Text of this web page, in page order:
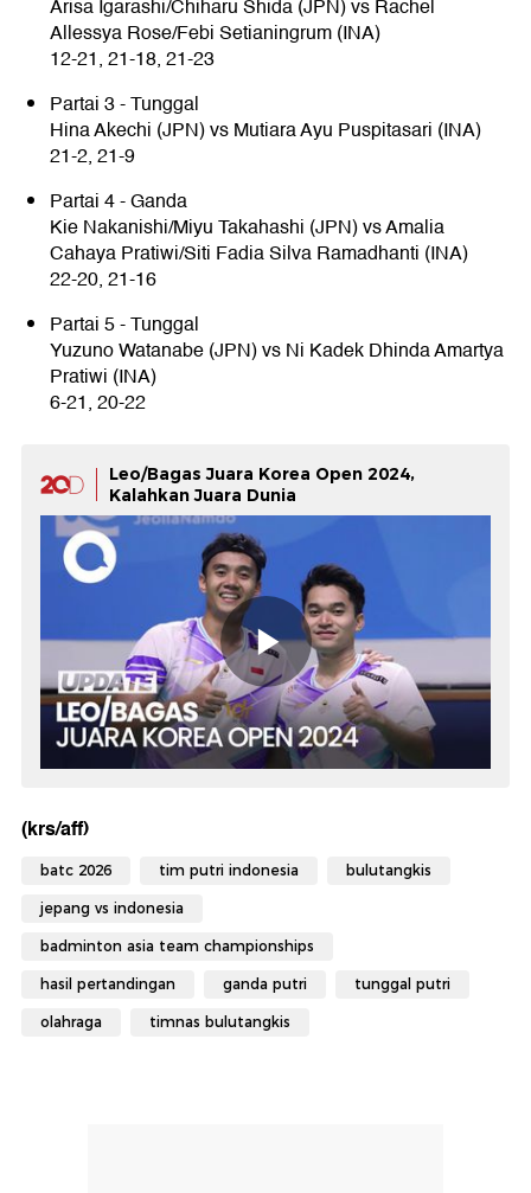
Arisa Igarashi/Chiharu Shida (JPN) vs Rachel
Allessya Rose/Febi Setianingrum (INA)
12-21, 21-18, 21-23
Partai 3 - Tunggal
Hina Akechi (JPN) vs Mutiara Ayu Puspitasari (INA)
21-2, 21-9
Partai 4 - Ganda
Kie Nakanishi/Miyu Takahashi (JPN) vs Amalia
Cahaya Pratiwi/Siti Fadia Silva Ramadhanti (INA)
22-20, 21-16
Partai 5 - Tunggal
Yuzuno Watanabe (JPN) vs Ni Kadek Dhinda Amartya
Pratiwi (INA)
6-21, 20-22
Leo/Bagas Juara Korea Open 2024,
Kalahkan Juara Dunia
(krs/aff)
batc 2026 tim putri indonesia bulutangkis
jepang vs indonesia
badminton asia team championships
hasil pertandingan ganda putri tunggal putri
olahraga timnas bulutangkis